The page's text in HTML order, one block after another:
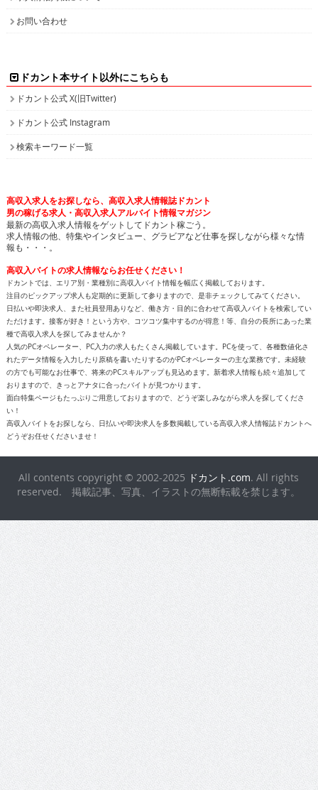
お問い合わせ
ドカント本サイト以外にこちらも
ドカント公式 X(旧Twitter)
ドカント公式 Instagram
検索キーワード一覧
高収入求人をお探しなら、高収入求人情報誌ドカント
男の稼げる求人・高収入求人アルバイト情報マガジン
最新の高収入求人情報をゲットしてドカント稼ごう。
求人情報の他、特集やインタビュー、グラビアなど仕事を探しながら様々な情
報も・・・。
高収入バイトの求人情報ならお任せください！
ドカントでは、エリア別・業種別に高収入バイト情報を幅広く掲載しております。
注目のピックアップ求人も定期的に更新して参りますので、是非チェックしてみてください。
日払いや即決求人、また社員登用ありなど、働き方・目的に合わせて高収入バイトを検索してい
ただけます。接客が好き！という方や、コツコツ集中するのが得意！等、自分の長所にあった業
種で高収入求人を探してみませんか？
人気のPCオペレーター、PC入力の求人もたくさん掲載しています。PCを使って、各種数値化さ
れたデータ情報を入力したり原稿を書いたりするのがPCオペレーターの主な業務です。未経験
の方でも可能なお仕事で、将来のPCスキルアップも見込めます。新着求人情報も続々追加して
おりますので、きっとアナタに合ったバイトが見つかります。
面白特集ページもたっぷりご用意しておりますので、どうぞ楽しみながら求人を探してくださ
い！
高収入バイトをお探しなら、日払いや即決求人を多数掲載している高収入求人情報誌ドカントへ
どうぞお任せくださいませ！
All contents copyright © 2002-2025 ドカント.com. All rights
reserved. 掲載記事、写真、イラストの無断転載を禁じます。